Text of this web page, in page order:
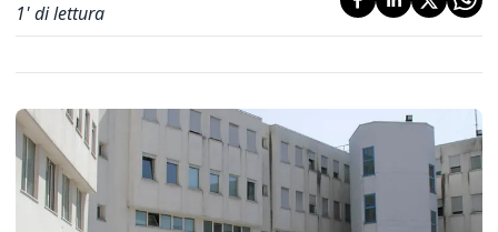
1' di lettura